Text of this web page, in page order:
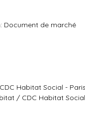
Document de marché
Habitat Social -
/ CDC Habitat